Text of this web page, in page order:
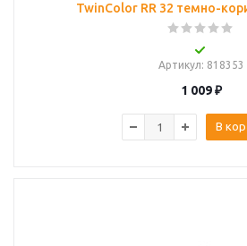
TwinColor RR 32 темно-
Артикул: 818353
1 009₽
В